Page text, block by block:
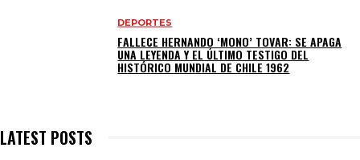
DEPORTES
FALLECE HERNANDO ‘MONO’ TOVAR: SE APAGA
UNA LEYENDA Y EL ÚLTIMO TESTIGO DEL
HISTÓRICO MUNDIAL DE CHILE 1962
LATEST POSTS